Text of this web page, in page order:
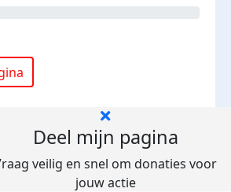
Deel mijn pagina
veilig en snel om donaties voor
jouw actie